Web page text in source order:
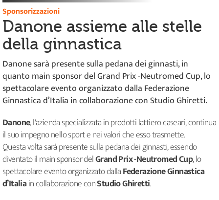
Sponsorizzazioni
Danone assieme alle stelle
della ginnastica
Danone sarà presente sulla pedana dei ginnasti, in
quanto main sponsor del Grand Prix -Neutromed Cup, lo
spettacolare evento organizzato dalla Federazione
Ginnastica d’Italia in collaborazione con Studio Ghiretti.
Danone, l'azienda specializzata in prodotti lattiero caseari, continua
il suo impegno nello sport e nei valori che esso trasmette.
Questa volta sarà presente sulla pedana dei ginnasti, essendo
diventato il main sponsor delGrand Prix -Neutromed Cup, lo
spettacolare evento organizzato dallaFederazione Ginnastica
d’Italiain collaborazione conStudio Ghiretti.